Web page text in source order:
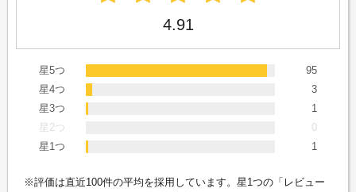
4.91
星5つ
95
星4つ
3
星3つ
1
星2つ
0
星1つ
1
評価は直近100件の平均を採用しています。星1つの「レビュー